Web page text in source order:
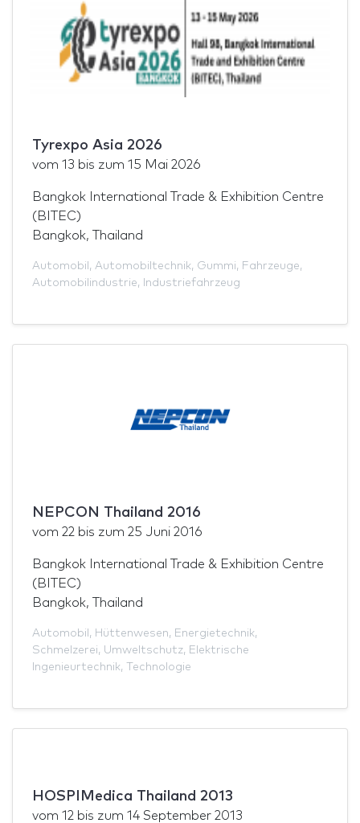
Tyrexpo Asia 2026
vom 13 bis zum 15 Mai 2026
Bangkok International Trade & Exhibition Centre
(BITEC)
Bangkok, Thailand
Automobil , Automobiltechnik, Gummi, Fahrzeuge,
Automobilindustrie, Industriefahrzeug
NEPCON Thailand 2016
vom 22 bis zum 25 Juni 2016
Bangkok International Trade & Exhibition Centre
(BITEC)
Bangkok, Thailand
Automobil , Hüttenwesen, Energietechnik,
Schmelzerei, Umweltschutz, Elektrische
Ingenieurtechnik, Technologie
HOSPIMedica Thailand 2013
vom 12 bis zum 14 September 2013